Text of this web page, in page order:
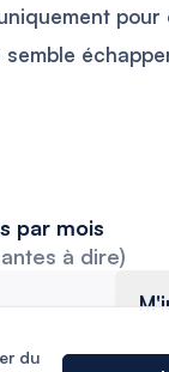
du
par mois
à dire)